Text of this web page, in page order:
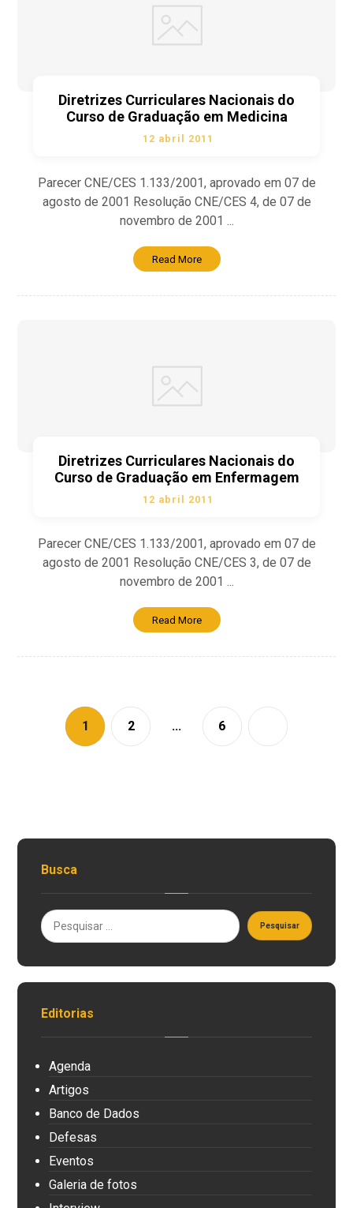
Diretrizes Curriculares Nacionais do
Curso de Graduação em Medicina
12 abril 2011
Parecer CNE/CES 1.133/2001, aprovado em 07 de
agosto de 2001 Resolução CNE/CES 4, de 07 de
novembro de 2001 ...
Read More
Diretrizes Curriculares Nacionais do
Curso de Graduação em Enfermagem
12 abril 2011
Parecer CNE/CES 1.133/2001, aprovado em 07 de
agosto de 2001 Resolução CNE/CES 3, de 07 de
novembro de 2001 ...
Read More
1 2 … 6
Busca
Editorias
Agenda
Artigos
Banco de Dados
Defesas
Eventos
Galeria de fotos